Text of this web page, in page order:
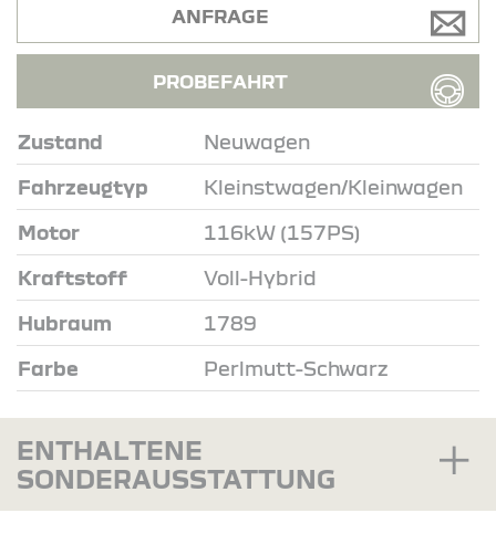
Zustand Neuwagen
Fahrzeugtyp Kleinstwagen/Kleinwagen
Motor 116kW (157PS)
Kraftstoff Voll-Hybrid
Hubraum 1789
Farbe Perlmutt-Schwarz
ANFRAGE
PROBEFAHRT
ENTHALTENE
SONDERAUSSTATTUNG